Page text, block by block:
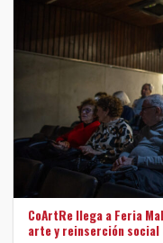
CoArtRe llega a Feria
arte y reinserción social